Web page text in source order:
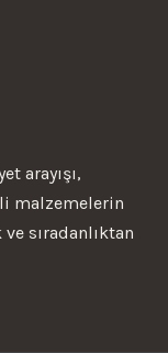
arayışı,
malzemelerin
sıradanlıktan